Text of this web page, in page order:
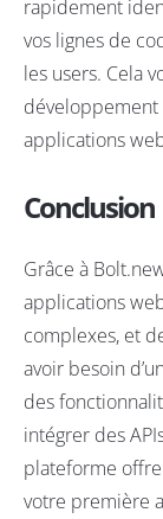
rapidement
vos lignes de
les users. Cela
développement
applications
Conclusion
Grâce à
applications
complexes, et
avoir besoin
des
intégrer des
plateforme
votre première